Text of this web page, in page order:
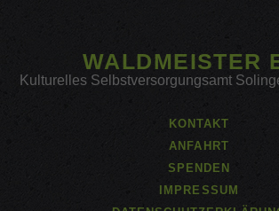
WALDMEISTER
Kulturelles Selbstversorgungsamt
KONTAKT
ANFAHRT
SPENDEN
IMPRESSUM